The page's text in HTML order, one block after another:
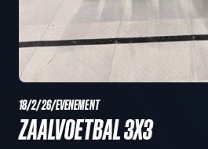
18/2/26/EVENEMENT
ZAALVOETBAL 3X3